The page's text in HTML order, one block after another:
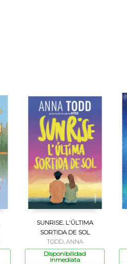
SUNRISE. L'ÚLTIMA
SORTIDA DE SOL
TODD, ANNA
Disponibilidad
inmediata